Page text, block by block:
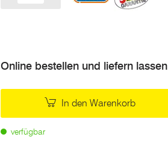
Online bestellen und liefern lassen
In den Warenkorb
verfügbar